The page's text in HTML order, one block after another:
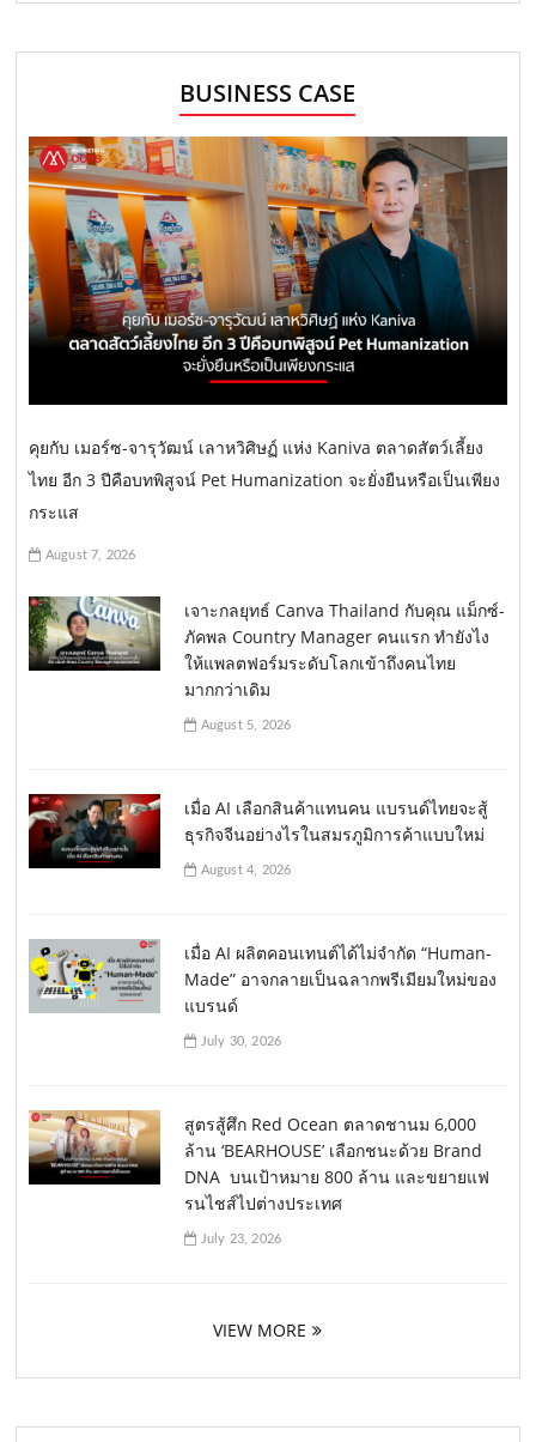
BUSINESS CASE
คุยกับ เมอร์ซ-จารุวัฒน์ เลาหวิศิษฏ์ แห่ง Kaniva ตลาดสัตว์เลี้ยง
ไทย อีก 3 ปีคือบทพิสูจน์ Pet Humanization จะยั่งยืนหรือเป็นเพียง
กระแส
August 7, 2026
เจาะกลยุทธ์ Canva Thailand กับคุณ แม็กซ์-
ภัคพล Country Manager คนแรก ทำยังไง
ให้แพลตฟอร์มระดับโลกเข้าถึงคนไทย
มากกว่าเดิม
August 5, 2026
เมื่อ AI เลือกสินค้าแทนคน แบรนด์ไทยจะสู้
ธุรกิจจีนอย่างไรในสมรภูมิการค้าแบบใหม่
August 4, 2026
เมื่อ AI ผลิตคอนเทนต์ได้ไม่จำกัด “Human-
Made” อาจกลายเป็นฉลากพรีเมียมใหม่ของ
แบรนด์
July 30, 2026
สูตรสู้ศึก Red Ocean ตลาดชานม 6,000
ล้าน ‘BEARHOUSE’ เลือกชนะด้วย Brand
DNA บนเป้าหมาย 800 ล้าน และขยายแฟ
รนไชส์ไปต่างประเทศ
July 23, 2026
VIEW MORE